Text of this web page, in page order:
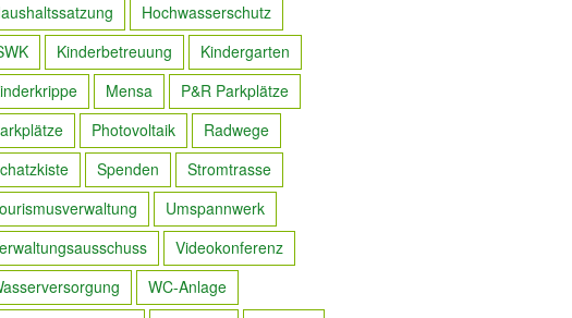
Hochwasserschutz
Kinderbetreuung
Kindergarten
Mensa
P&R Parkplätze
Photovoltaik
Radwege
Spenden
Stromtrasse
Umspannwerk
Videokonferenz
WC-Anlage